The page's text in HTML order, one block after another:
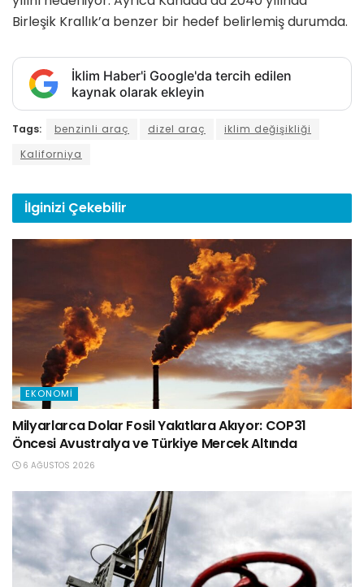
Birleşik Krallık’a benzer bir hedef belirlemiş durumda.
İklim Haber'i Google'da tercih edilen
kaynak olarak ekleyin
Tags: benzinli araç dizel araç
iklim değişikliği
Kaliforniya
İlginizi Çekebilir
EKONOMI
Milyarlarca Dolar Fosil Yakıtlara Akıyor: COP31
Öncesi Avustralya ve Türkiye Mercek Altında
6 AĞUSTOS 2026